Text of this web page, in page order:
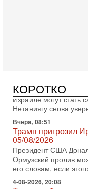
КОРОТКО
«Нетаниягу вечен?»
Израиле могут
Нетаниягу снова
Вчера, 08:51
Трамп пригрозил
05/08/2026
Президент США
Ормузский пролив
его словам, если
4-08-2026, 20:08